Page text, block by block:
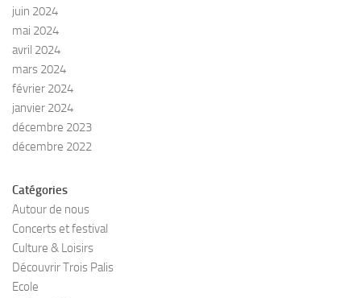
juin 2024
mai 2024
avril 2024
mars 2024
février 2024
janvier 2024
décembre 2023
décembre 2022
Catégories
Autour de nous
Concerts et festival
Culture & Loisirs
Découvrir Trois Palis
Ecole